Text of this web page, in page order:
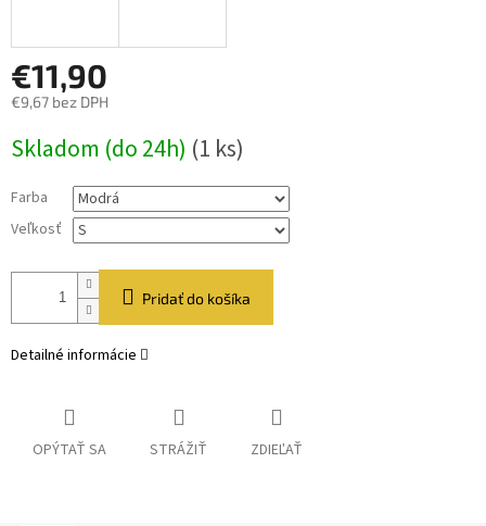
€11,90
€9,67 bez DPH
cena:
Skladom (do 24h) (1 ks)
Farba
Veľkosť
Pridať do košíka
Detailné informácie
OPÝTAŤ SA STRÁŽIŤ ZDIEĽAŤ